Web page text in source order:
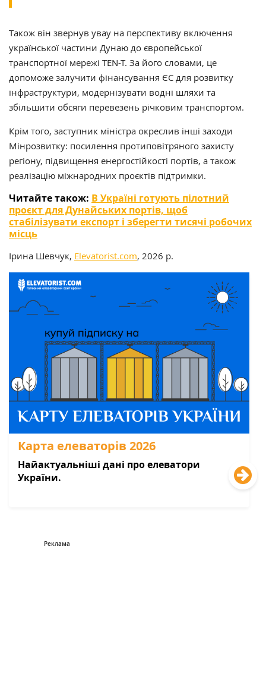
Також він звернув увау на перспективу включення
української частини Дунаю до європейської
транспортної мережі TEN-T. За його словами, це
допоможе залучити фінансування ЄС для розвитку
інфраструктури, модернізувати водні шляхи та
збільшити обсяги перевезень річковим транспортом.
Крім того, заступник міністра окреслив інші заходи
Мінрозвитку: посилення протиповітряного захисту
регіону, підвищення енергостійкості портів, а також
реалізацію міжнародних проєктів підтримки.
Читайте також: В Україні готують пілотний
проєкт для Дунайських портів, щоб
стабілізувати експорт і зберегти тисячі робочих
місць
Ірина Шевчук, Elevatorist.com, 2026 р.
Карта елеваторів 2026
Найактуальніші дані про елеватори
України.